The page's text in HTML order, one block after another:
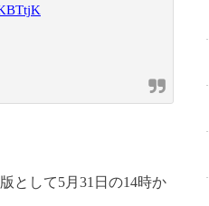
として5月31日の14時か